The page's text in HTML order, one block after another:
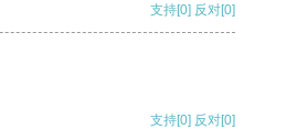
支持[0] 反对[0]
支持[0] 反对[0]